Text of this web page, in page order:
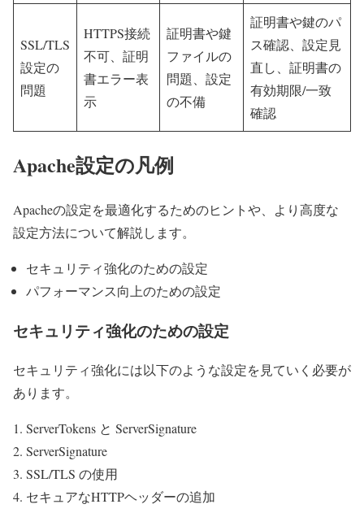
SSL/TLS
設定の
問題
HTTPS接続
不可、証明
書エラー表
示
証明書や鍵
ファイルの
問題、設定
の不備
証明書や鍵のパ
ス確認、設定見
直し、証明書の
有効期限/一致
確認
Apache設定の凡例
Apacheの設定を最適化するためのヒントや、より高度な
設定方法について解説します。
セキュリティ強化のための設定
パフォーマンス向上のための設定
セキュリティ強化のための設定
セキュリティ強化には以下のような設定を見ていく必要が
あります。
ServerTokens と ServerSignature
ServerSignature
SSL/TLS の使用
セキュアなHTTPヘッダーの追加